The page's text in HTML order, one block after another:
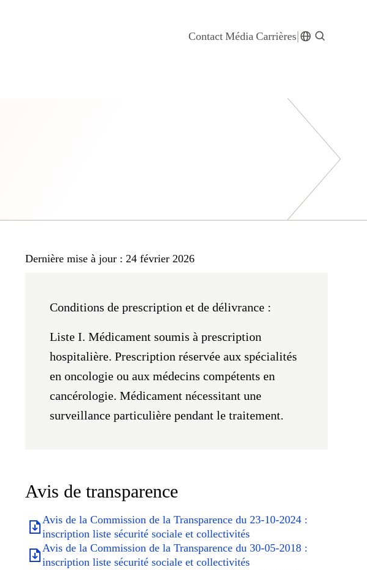
Contact Média Carrières
Dernière mise à jour : 24 février 2026
Conditions de prescription et de délivrance :
Liste I. Médicament soumis à prescription
hospitalière. Prescription réservée aux spécialités
en oncologie ou aux médecins compétents en
cancérologie. Médicament nécessitant une
surveillance particulière pendant le traitement.
Avis de transparence
Avis de la Commission de la Transparence du 23-10-2024 :
inscription liste sécurité sociale et collectivités
Avis de la Commission de la Transparence du 30-05-2018 :
inscription liste sécurité sociale et collectivités